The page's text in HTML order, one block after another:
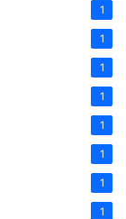
1
1
1
1
1
1
1
1